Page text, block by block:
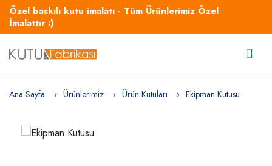
Özel baskılı kutu imalatı - Tüm Ürünlerimiz Özel
İmalattır :)
Ana Sayfa Ürünlerimiz Ürün Kutuları Ekipman Kutusu